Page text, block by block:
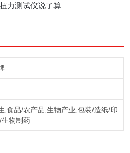
力测试仪说了算
,食品/农产品,生物产业,包装/造纸/印
物制药